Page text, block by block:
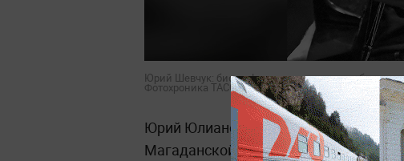
Юрий Шевчук: биография, путь к славе и выбор
Фотохроника ТАСС / Роман Денисов
Юрий Юлианович Шевчук родился 16
Магаданской области. Детство